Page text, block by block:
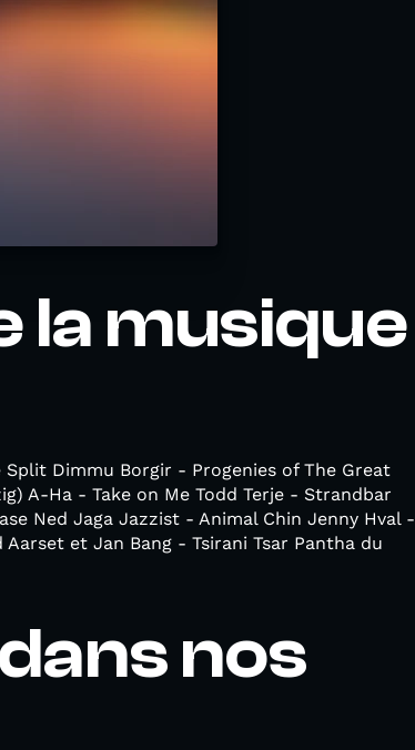
la musique
Dimmu Borgir - Progenies of The Great
A-Ha - Take on Me Todd Terje - Strandbar
Ned Jaga Jazzist - Animal Chin Jenny Hval -
et Jan Bang - Tsirani Tsar Pantha du
nos